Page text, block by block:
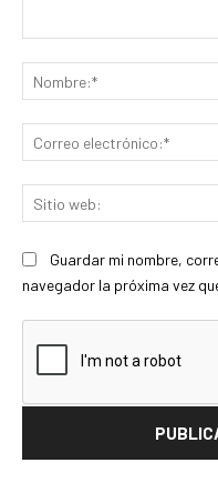
Guardar mi nombre,
navegador la próxima vez